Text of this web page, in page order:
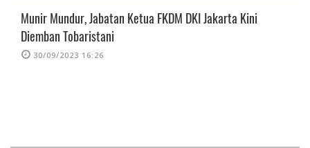
Munir Mundur, Jabatan Ketua FKDM DKI Jakarta Kini
Diemban Tobaristani
30/09/2023 16:26